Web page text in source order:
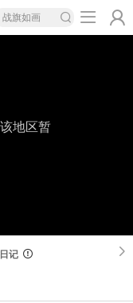
战旗如画
地区暂
记